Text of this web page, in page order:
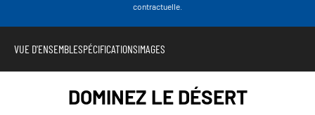
contractuelle.
VUE D'ENSEMBLESPÉCIFICATIONSIMAGES
DOMINEZ LE DÉSERT